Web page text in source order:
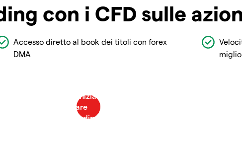
con i CFD sulle
Accesso diretto al book dei titoli con forex
DMA